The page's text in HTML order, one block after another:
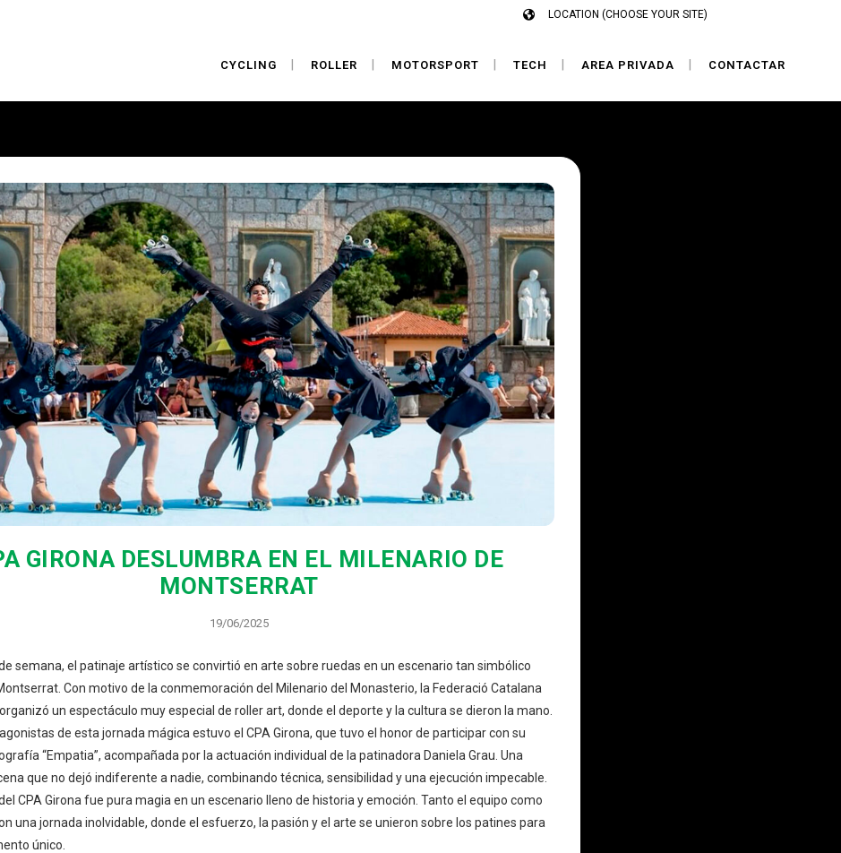
LOCATION (CHOOSE YOUR SITE)
CYCLING ROLLER MOTORSPORT TECH AREA PRIVADA CONTACTAR
GIRONA DESLUMBRA EN EL MILENARIO DE
MONTSERRAT
19/06/2025
semana, el patinaje artístico se convirtió en arte sobre ruedas en un escenario tan simbólico
Con motivo de la conmemoración del Milenario del Monasterio, la Federació Catalana
un espectáculo muy especial de roller art, donde el deporte y la cultura se dieron la mano.
de esta jornada mágica estuvo el CPA Girona, que tuvo el honor de participar con su
“Empatia”, acompañada por la actuación individual de la patinadora Daniela Grau. Una
que no dejó indiferente a nadie, combinando técnica, sensibilidad y una ejecución impecable.
CPA Girona fue pura magia en un escenario lleno de historia y emoción. Tanto el equipo como
una jornada inolvidable, donde el esfuerzo, la pasión y el arte se unieron sobre los patines para
único.